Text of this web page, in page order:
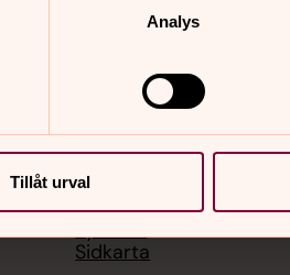
Analys
Tillåt urval
Hitta snabbt
Expedition och bokning
Kyrktaxi
Sidkarta